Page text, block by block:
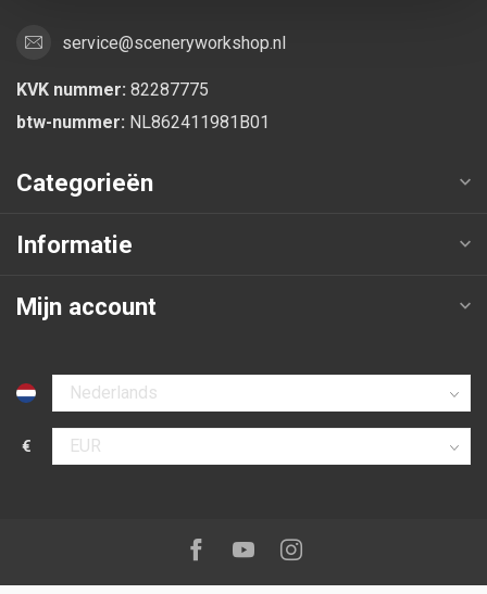
service@sceneryworkshop.nl
KVK nummer: 82287775
btw-nummer: NL862411981B01
Categorieën
Informatie
Mijn account
Selecteer taal
€
Selecteer valuta
Volg ons op:Facebook
YoutubeInstagram